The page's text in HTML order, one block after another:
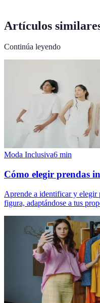
Artículos
Continúa leyendo
Moda Inclusiva6 min
Cómo elegir prendas
Aprende a identificar y elegir
figura, adaptándose a tus